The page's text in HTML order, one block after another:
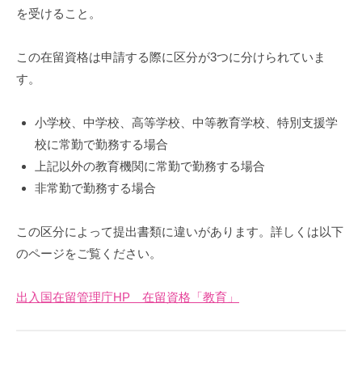
を受けること。
この在留資格は申請する際に区分が3つに分けられていま
す。
小学校、中学校、高等学校、中等教育学校、特別支援学
校に常勤で勤務する場合
上記以外の教育機関に常勤で勤務する場合
非常勤で勤務する場合
この区分によって提出書類に違いがあります。詳しくは以下
のページをご覧ください。
出入国在留管理庁HP 在留資格「教育」